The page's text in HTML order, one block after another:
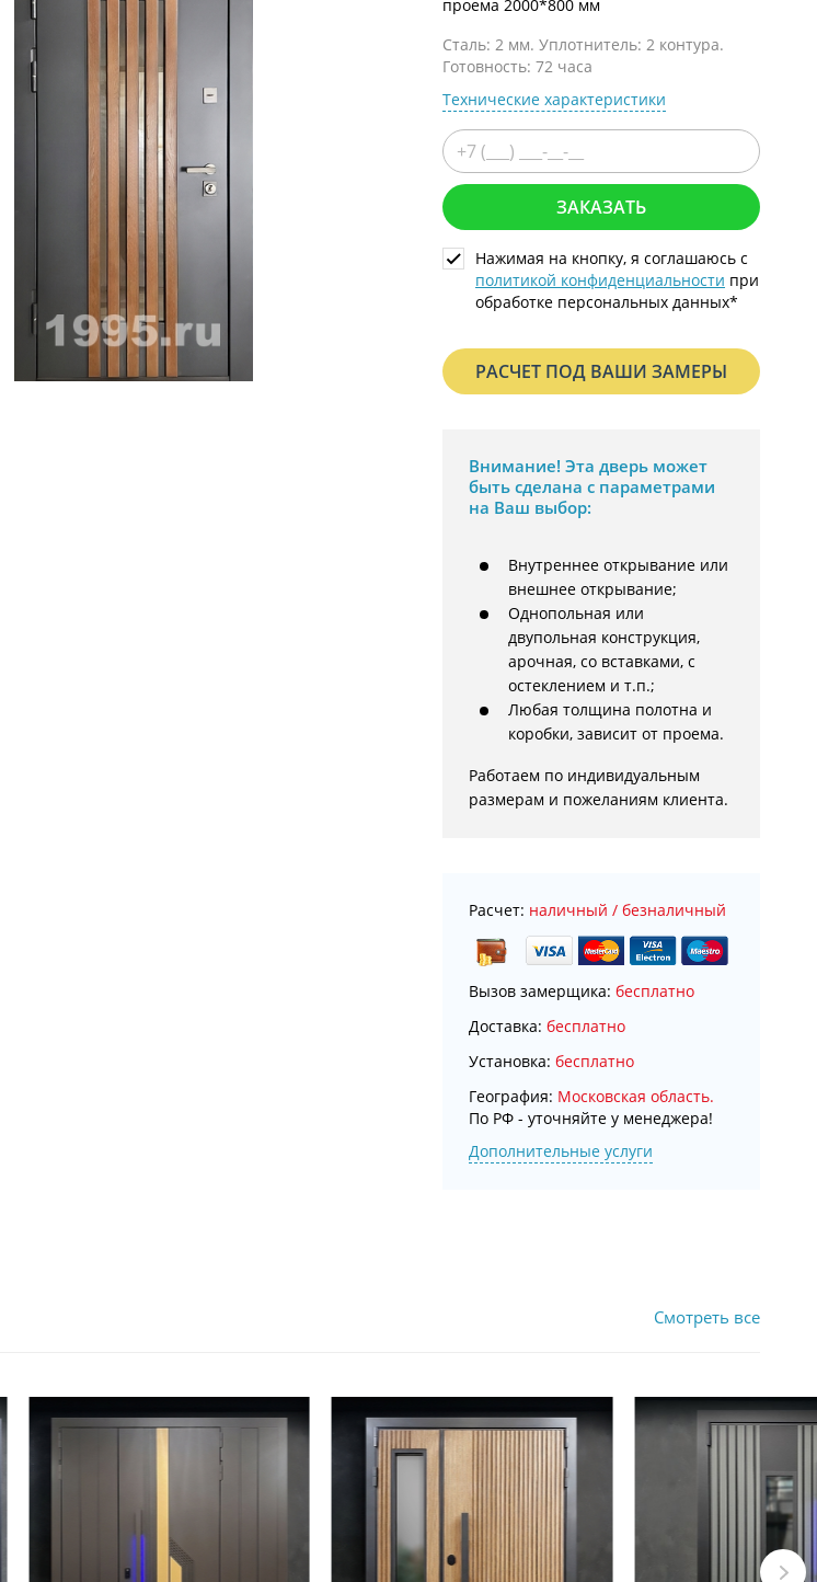
Коричневые двери
С металлофиленкой
проема 2000*800 мм
Сталь: 2 мм. Уплотнитель: 2 контура.
Готовность: 72 часа
Технические характеристики
ЗАКАЗАТЬ
Нажимая на кнопку, я соглашаюсь с
политикой конфиденциальности при
обработке персональных данных*
РАСЧЕТ ПОД ВАШИ ЗАМЕРЫ
Внимание! Эта дверь может
быть сделана с параметрами
на Ваш выбор:
Внутреннее открывание или
внешнее открывание;
Однопольная или
двупольная конструкция,
арочная, со вставками, с
остеклением и т.п.;
Любая толщина полотна и
коробки, зависит от проема.
Работаем по индивидуальным
размерам и пожеланиям клиента.
Расчет: наличный / безналичный
Вызов замерщика: бесплатно
Доставка: бесплатно
Установка: бесплатно
География: Московская область.
По РФ - уточняйте у менеджера!
Дополнительные услуги
Смотреть все